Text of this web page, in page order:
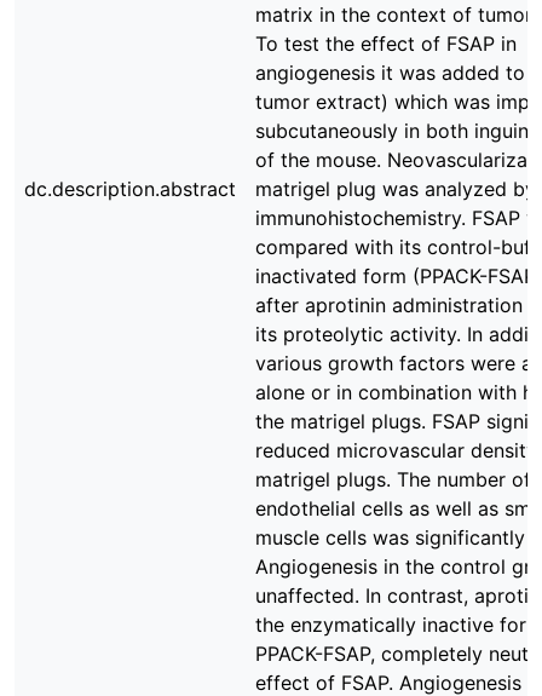
dc.description.abstract
matrix in the context of tumor
To test the effect of FSAP in
angiogenesis it was added to
tumor extract) which was
subcutaneously in both
of the mouse.
matrigel plug was analyzed by
immunohistochemistry. FSAP
compared with its control-
inactivated form (PPACK-
after aprotinin administration
its proteolytic activity. In
various growth factors were
alone or in combination with
the matrigel plugs. FSAP
reduced microvascular density
matrigel plugs. The number of
endothelial cells as well as
muscle cells was significantly
Angiogenesis in the control
unaffected. In contrast,
the enzymatically inactive
PPACK-FSAP, completely
effect of FSAP. Angiogenesis